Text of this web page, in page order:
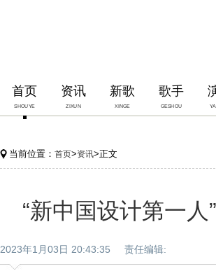
首页
SHOUYE
资讯
ZIXUN
新歌
XINGE
歌手
GESHOU
当前位置： 首页>资讯>正文
“新中国设计第一
2023年1月03日 20:43:35 责任编辑: